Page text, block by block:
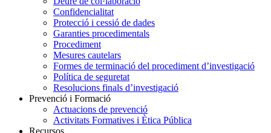
Confidencialitat
Protecció i cessió de dades
Garanties procedimentals
Procediment
Mesures cautelars
Formes de terminació del procediment d’investigació
Política de seguretat
Resolucions finals d’investigació
Prevenció i Formació
Actuacions de prevenció
Activitats Formatives i Ètica Pública
Recursos